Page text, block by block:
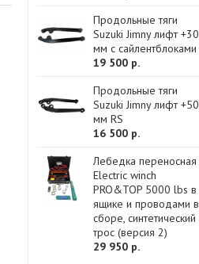
Продольные тяги
Suzuki Jimny лифт +30
мм с сайлентблоками
19 500 р.
Продольные тяги
Suzuki Jimny лифт +50
мм RS
16 500 р.
Лебедка переносная
Electric winch
PRO&TOP 5000 lbs в
ящике и проводами в
сборе, синтетический
трос (версия 2)
29 950 р.